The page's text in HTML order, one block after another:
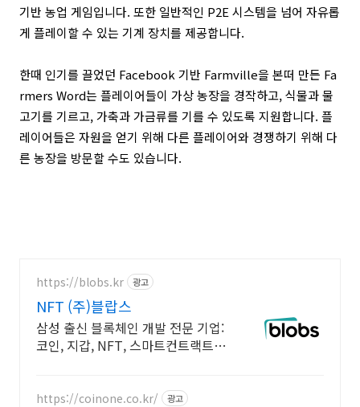
기반 농업 게임입니다. 또한 일반적인 P2E 시스템을 넘어 자유롭
게 플레이할 수 있는 기계 장치를 제공합니다.
한때 인기를 끌었던 Facebook 기반 Farmville을 본떠 만든 Fa
rmers Word는 플레이어들이 가상 농장을 경작하고, 식물과 물
고기를 기르고, 가축과 가금류를 기를 수 있도록 지원합니다. 플
레이어들은 자원을 얻기 위해 다른 플레이어와 경쟁하기 위해 다
른 농장을 방문할 수도 있습니다.
https://blobs.kr 광고
NFT (주)블랍스
삼성 출신 블록체인 개발 전문 기업:
코인, 지갑, NFT, 스마트컨트랙트
https://coinone.co.kr/ 광고